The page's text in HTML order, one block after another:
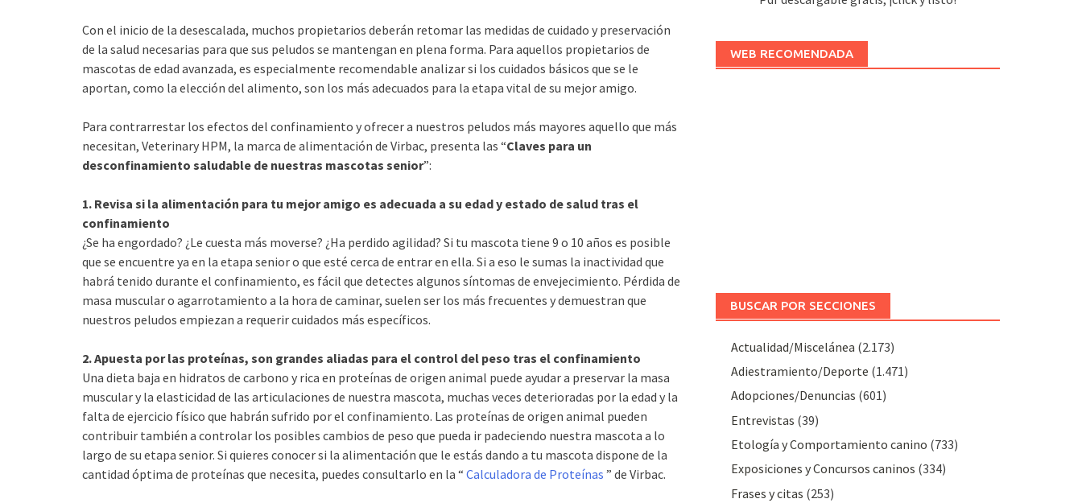
Con el inicio de la desescalada, muchos propietarios deberán retomar las medidas de cuidado y preservación
de la salud necesarias para que sus peludos se mantengan en plena forma. Para aquellos propietarios de
mascotas de edad avanzada, es especialmente recomendable analizar si los cuidados básicos que se le
aportan, como la elección del alimento, son los más adecuados para la etapa vital de su mejor amigo.
Para contrarrestar los efectos del confinamiento y ofrecer a nuestros peludos más mayores aquello que más
necesitan, Veterinary HPM, la marca de alimentación de Virbac, presenta las “Claves para un
desconfinamiento saludable de nuestras mascotas senior”:
1. Revisa si la alimentación para tu mejor amigo es adecuada a su edad y estado de salud tras el
confinamiento
¿Se ha engordado? ¿Le cuesta más moverse? ¿Ha perdido agilidad? Si tu mascota tiene 9 o 10 años es posible
que se encuentre ya en la etapa senior o que esté cerca de entrar en ella. Si a eso le sumas la inactividad que
habrá tenido durante el confinamiento, es fácil que detectes algunos síntomas de envejecimiento. Pérdida de
masa muscular o agarrotamiento a la hora de caminar, suelen ser los más frecuentes y demuestran que
nuestros peludos empiezan a requerir cuidados más específicos.
2. Apuesta por las proteínas, son grandes aliadas para el control del peso tras el confinamiento
Una dieta baja en hidratos de carbono y rica en proteínas de origen animal puede ayudar a preservar la masa
muscular y la elasticidad de las articulaciones de nuestra mascota, muchas veces deterioradas por la edad y la
falta de ejercicio físico que habrán sufrido por el confinamiento. Las proteínas de origen animal pueden
contribuir también a controlar los posibles cambios de peso que pueda ir padeciendo nuestra mascota a lo
largo de su etapa senior. Si quieres conocer si la alimentación que le estás dando a tu mascota dispone de la
cantidad óptima de proteínas que necesita, puedes consultarlo en la “ Calculadora de Proteínas ” de Virbac.
WEB RECOMENDADA
BUSCAR POR SECCIONES
Actualidad/Miscelánea (2.173)
Adiestramiento/Deporte (1.471)
Adopciones/Denuncias (601)
Entrevistas (39)
Etología y Comportamiento canino (733)
Exposiciones y Concursos caninos (334)
Frases y citas (253)